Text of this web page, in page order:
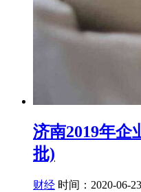
济南2019年企
批)
财经 时间：2020-06-